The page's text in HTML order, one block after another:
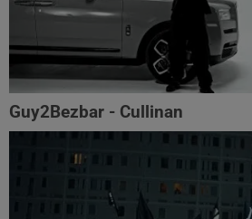
Guy2Bezbar - Cullinan